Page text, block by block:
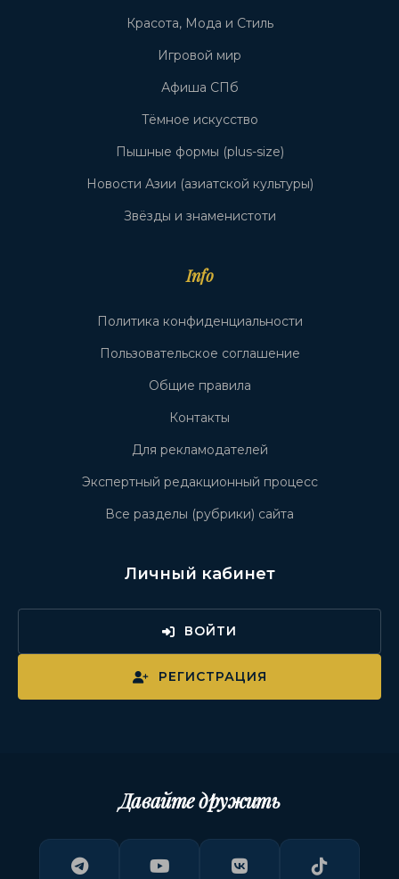
Красота, Мода и Стиль
Игровой мир
Афиша СПб
Тёмное искусство
Пышные формы (plus-size)
Новости Азии (азиатской культуры)
Звёзды и знаменистоти
Info
Политика конфиденциальности
Пользовательское соглашение
Общие правила
Контакты
Для рекламодателей
Экспертный редакционный процесс
Все разделы (рубрики) сайта
Личный кабинет
ВОЙТИ
РЕГИСТРАЦИЯ
Давайте дружить